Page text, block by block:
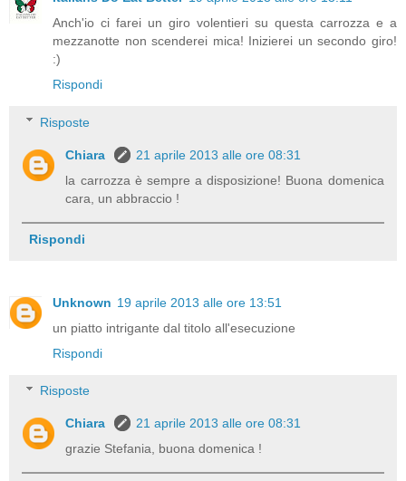
Anch'io ci farei un giro volentieri su questa carrozza e a
mezzanotte non scenderei mica! Inizierei un secondo giro!
:)
Rispondi
Risposte
Chiara
21 aprile 2013 alle ore 08:31
la carrozza è sempre a disposizione! Buona domenica
cara, un abbraccio !
Rispondi
Unknown 19 aprile 2013 alle ore 13:51
un piatto intrigante dal titolo all'esecuzione
Rispondi
Risposte
Chiara
21 aprile 2013 alle ore 08:31
grazie Stefania, buona domenica !